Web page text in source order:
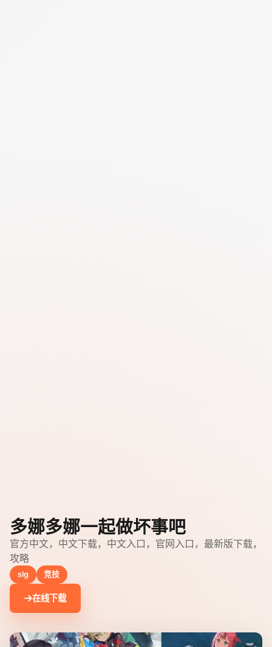
多娜多娜一起做坏事吧
官方中文，中文下载，中文入口，官网入口，最新版下载，
攻略
slg 竞技
在线下载